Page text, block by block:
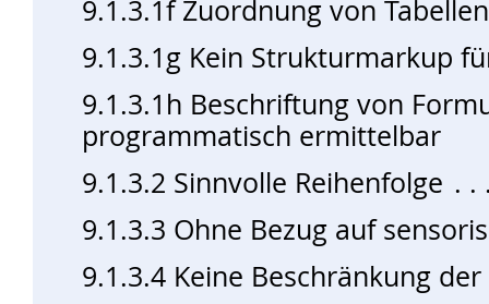
9.1.3.1f Zuordnung von
9.1.3.1g Kein Strukturmarkup
9.1.3.1h Beschriftung von
programmatisch ermittelbar
9.1.3.2 Sinnvolle Reihenfolge
9.1.3.3 Ohne Bezug auf
9.1.3.4 Keine Beschränkung